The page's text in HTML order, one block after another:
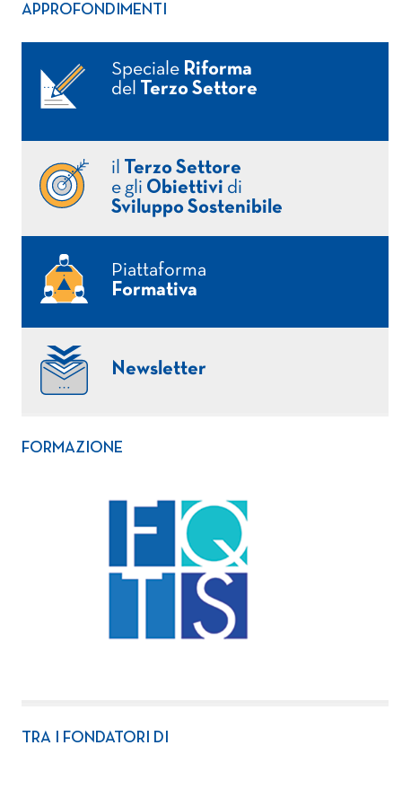
APPROFONDIMENTI
Speciale Riforma
del
Terzo Settore
il
Terzo Settore
e gli Obiettivi di
Sviluppo Sostenibile
Piattaforma
Formativa
Newsletter
FORMAZIONE
TRA I FONDATORI DI